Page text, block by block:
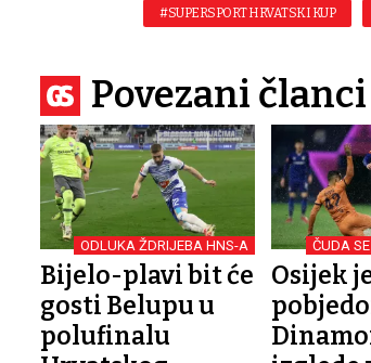
#SUPERSPORT HRVATSKI KUP
Povezani članci
ODLUKA ŽDRIJEBA HNS-A
Bijelo-plavi bit će
gosti Belupu u
polufinalu
ČUDA
Osijek